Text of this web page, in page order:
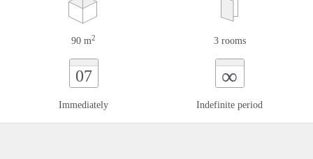
90 m2 3 rooms
07
Immediately
∞
Indefinite period